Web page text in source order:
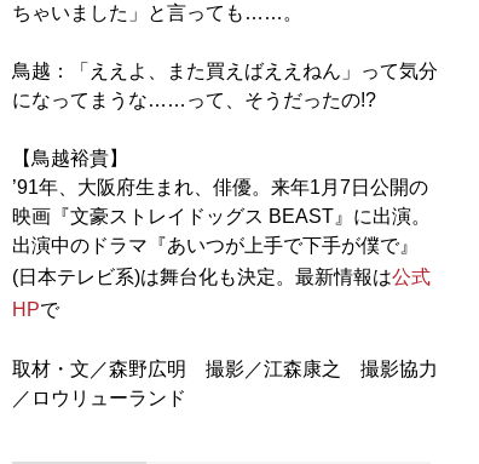
ちゃいました」と言っても……。
鳥越：「ええよ、また買えばええねん」って気分
になってまうな……って、そうだったの!?
【鳥越裕貴】
’91年、大阪府生まれ、俳優。来年1月7日公開の
映画『文豪ストレイドッグス BEAST』に出演。
出演中のドラマ『あいつが上手で下手が僕で』
(日本テレビ系)は舞台化も決定。最新情報は公式
HPで
取材・文／森野広明 撮影／江森康之 撮影協力